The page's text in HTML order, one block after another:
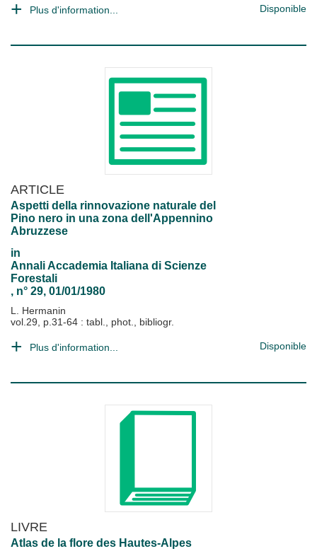
Plus d'information... Disponible
ARTICLE
Aspetti della rinnovazione naturale del
Pino nero in una zona dell'Appennino
Abruzzese
in
Annali Accademia Italiana di Scienze
Forestali
, n° 29, 01/01/1980
L. Hermanin
vol.29, p.31-64 : tabl., phot., bibliogr.
Plus d'information... Disponible
LIVRE
Atlas de la flore des Hautes-Alpes